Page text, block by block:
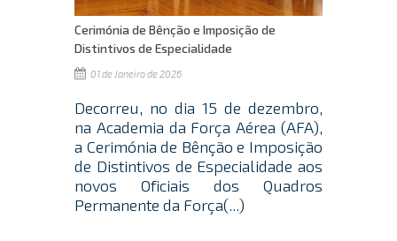
Cerimónia de Bênção e Imposição de
Distintivos de Especialidade
01 de Janeiro de 2026
Decorreu, no dia 15 de dezembro,
na Academia da Força Aérea (AFA),
a Cerimónia de Bênção e Imposição
de Distintivos de Especialidade aos
novos Oficiais dos Quadros
Permanente da Força(...)